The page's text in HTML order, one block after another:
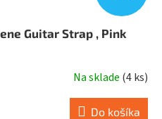
Guitar Strap , Pink
Na sklade (4 ks)
Do košíka